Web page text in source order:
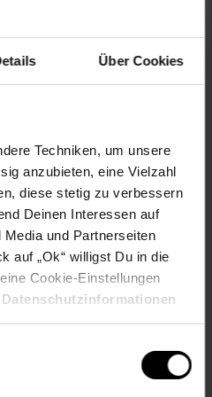
Über Cookies
Techniken, um unsere
anzubieten, eine Vielzahl
diese stetig zu verbessern
Deinen Interessen auf
und Partnerseiten
auf „Ok“ willigst Du in die
Cookie-Einstellungen
Datenschutzinformationen
für sich und
in einem
erweiterter Fußraum
abspülbar
Komfort
Belüftung
dank getönter Scheiben